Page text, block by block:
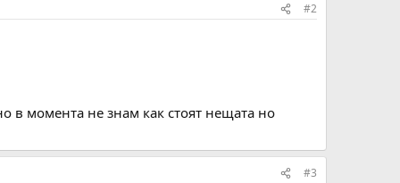
#2
момента не знам как стоят нещата но
#3